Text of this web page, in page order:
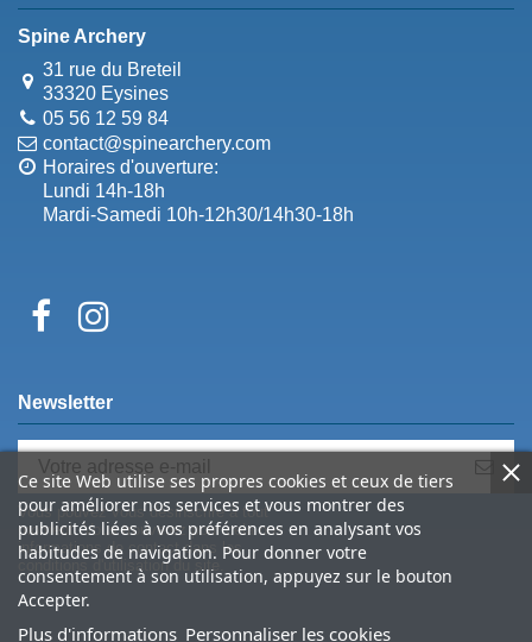
Spine Archery
31 rue du Breteil
33320 Eysines
05 56 12 59 84
contact@spinearchery.com
Horaires d'ouverture:
Lundi 14h-18h
Mardi-Samedi 10h-12h30/14h30-18h
Ce site Web utilise ses propres cookies et ceux de tiers
pour améliorer nos services et vous montrer des
publicités liées à vos préférences en analysant vos
habitudes de navigation. Pour donner votre
consentement à son utilisation, appuyez sur le bouton
Accepter.
Plus d'informations Personnaliser les cookies
Newsletter
Vous pouvez vous désinscrire à tout
moment. Vous trouverez pour cela nos
informations de contact dans les
conditions d'utilisation du site.